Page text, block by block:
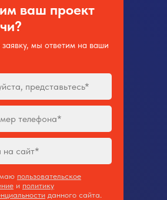
пользовательское
и политику
данного сайта.
мы ответим на ваши
ваш проект